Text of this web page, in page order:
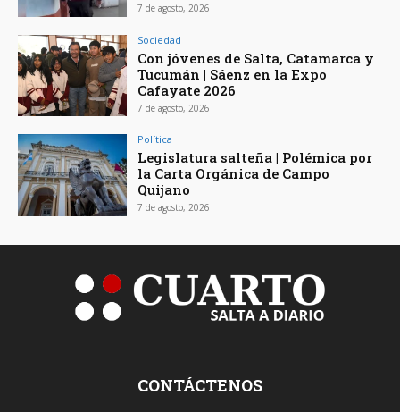
7 de agosto, 2026
Sociedad
Con jóvenes de Salta, Catamarca y
Tucumán | Sáenz en la Expo
Cafayate 2026
7 de agosto, 2026
Política
Legislatura salteña | Polémica por
la Carta Orgánica de Campo
Quijano
7 de agosto, 2026
CONTÁCTENOS